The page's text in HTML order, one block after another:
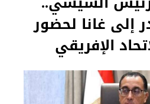
إلى غانا لحضور
الإفريقي